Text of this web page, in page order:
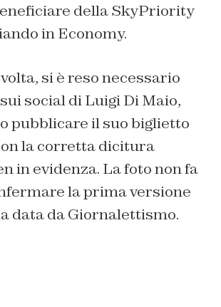
della SkyPriority
in Economy.
si è reso necessario
social di Luigi Di Maio,
pubblicare il suo biglietto
la corretta dicitura
in evidenza. La foto non fa
la prima versione
data da Giornalettismo.